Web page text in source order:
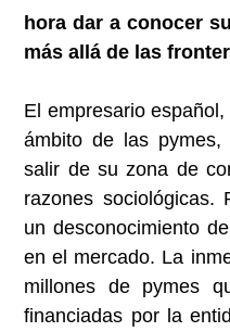
hora dar a conocer
más allá de las
El empresario
ámbito de las
salir de su zona de
razones sociológicas.
un desconocimiento
en el mercado. La
millones de pymes
financiadas por la